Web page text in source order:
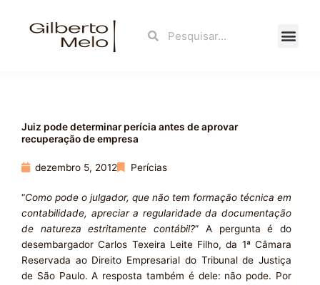
Search
Juiz pode determinar perícia antes de aprovar
recuperação de empresa
dezembro 5, 2012 Perícias
“Como pode o julgador, que não tem formação técnica em
contabilidade, apreciar a regularidade da documentação
de natureza estritamente contábil?” A pergunta é do
desembargador Carlos Texeira Leite Filho, da 1ª Câmara
Reservada ao Direito Empresarial do Tribunal de Justiça
de São Paulo. A resposta também é dele: não pode. Por